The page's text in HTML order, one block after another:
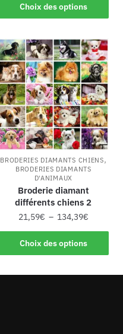
Choix des options
BRODERIES DIAMANTS CHIENS,
BRODERIES DIAMANTS
D'ANIMAUX
Broderie diamant
différents chiens 2
21,59€ – 134,39€
Choix des options